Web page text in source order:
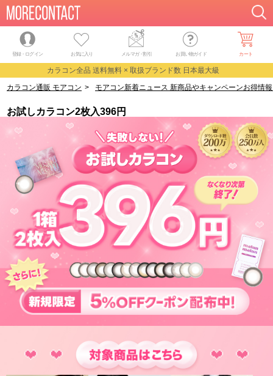
登録・ログイン お気に入り メルマガ・割引 お買い物ガイド カート
カラコン全品 送料無料 × 取扱ブランド数 日本最大級
カラコン通販 モアコン > モアコン新着ニュース 新商品やキャンペーンお得情
お試しカラコン2枚入396円